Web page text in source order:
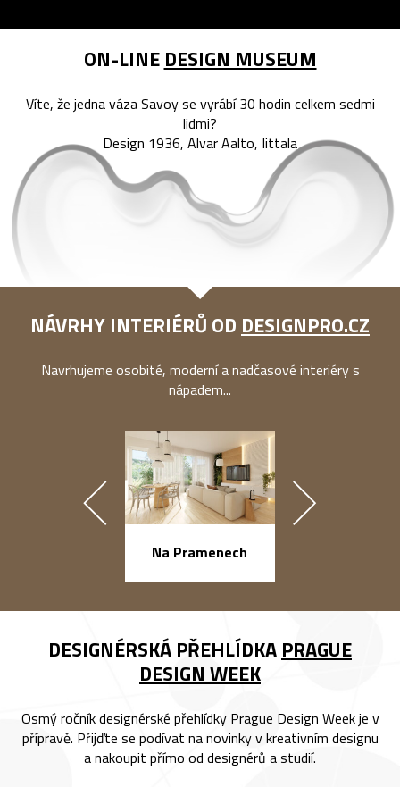
ON-LINE DESIGN MUSEUM
Víte, že jedna váza Savoy se vyrábí 30 hodin celkem sedmi
lidmi?
Design 1936, Alvar Aalto, Iittala
NÁVRHY INTERIÉRŮ OD DESIGNPRO.CZ
Navrhujeme osobité, moderní a nadčasové interiéry s
nápadem...
Na Pramenech
DESIGNÉRSKÁ PŘEHLÍDKA PRAGUE
DESIGN WEEK
Osmý ročník designérské přehlídky Prague Design Week je v
přípravě. Přijďte se podívat na novinky v kreativním designu
a nakoupit přímo od designérů a studií.